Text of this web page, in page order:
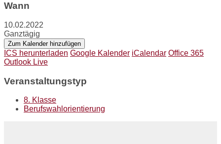
Wann
10.02.2022
Ganztägig
Zum Kalender hinzufügen
ICS herunterladen Google Kalender iCalendar Office 365
Outlook Live
Veranstaltungstyp
8. Klasse
Berufswahlorientierung